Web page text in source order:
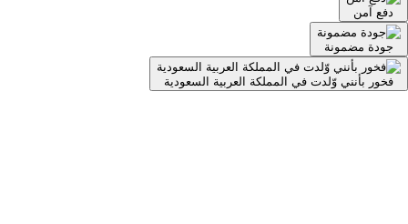
دفع آمن
جودة مضمونة
فخور بأنني وّلدت في المملكة العربية السعودية